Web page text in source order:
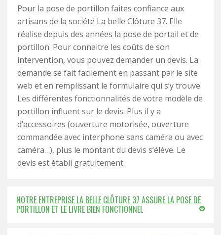
Pour la pose de portillon faites confiance aux
artisans de la société La belle Clôture 37. Elle
réalise depuis des années la pose de portail et de
portillon. Pour connaitre les coûts de son
intervention, vous pouvez demander un devis. La
demande se fait facilement en passant par le site
web et en remplissant le formulaire qui s’y trouve.
Les différentes fonctionnalités de votre modèle de
portillon influent sur le devis. Plus il y a
d’accessoires (ouverture motorisée, ouverture
commandée avec interphone sans caméra ou avec
caméra…), plus le montant du devis s’élève. Le
devis est établi gratuitement.
NOTRE ENTREPRISE LA BELLE CLÔTURE 37 ASSURE LA POSE DE
PORTILLON ET LE LIVRE BIEN FONCTIONNEL